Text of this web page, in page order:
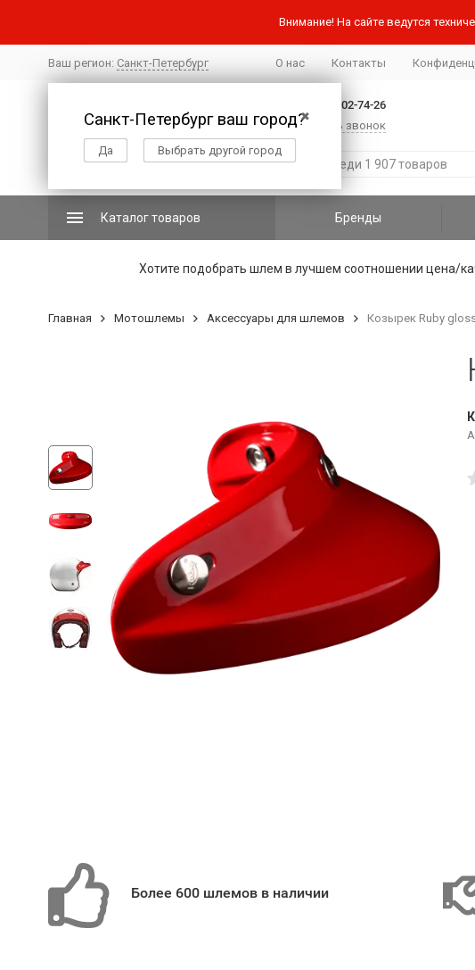
Внимание! На сайте ведутся
Ваш регион: Санкт-Петербург
✖
Санкт-Петербург ваш город?
Да Выбрать другой город
О нас Контакты
+7 (812) 502-74-26
Заказать звонок
Каталог товаров Бренды
Хотите подобрать шлем в лучшем соотношении цена/
Главная Мотошлемы Аксессуары для шлемов Козырек Ruby
Более 600 шлемов в наличии